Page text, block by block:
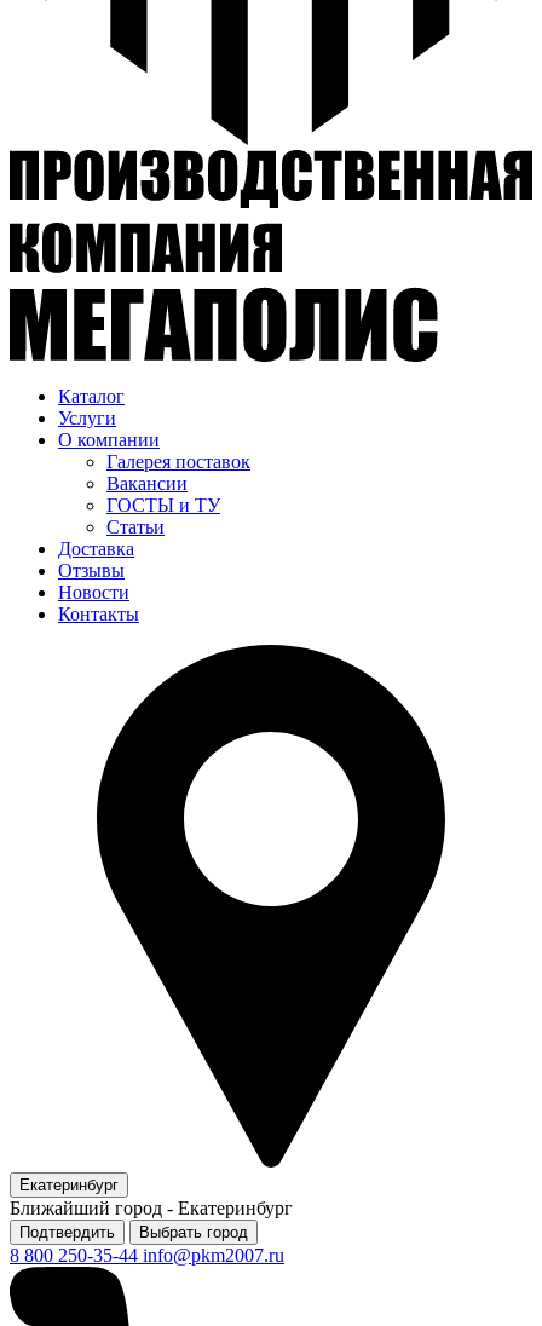
Каталог
Услуги
О компании
Галерея поставок
Вакансии
ГОСТЫ и ТУ
Статьи
Доставка
Отзывы
Новости
Контакты
Екатеринбург
Ближайший город - Екатеринбург
Подтвердить Выбрать город
8 800 250-35-44 info@pkm2007.ru